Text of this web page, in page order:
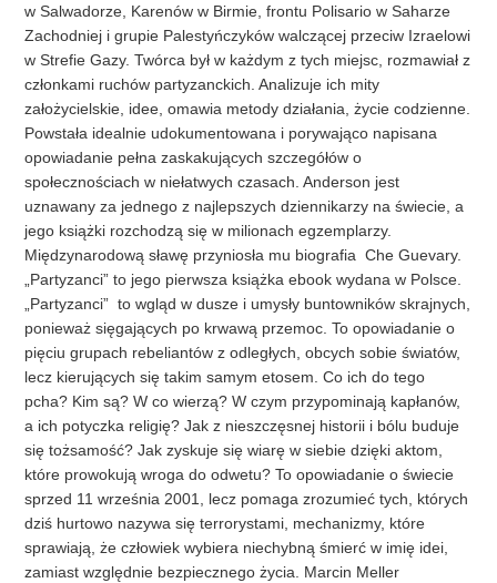
w Salwadorze, Karenów w Birmie, frontu Polisario w Saharze
Zachodniej i grupie Palestyńczyków walczącej przeciw Izraelowi
w Strefie Gazy. Twórca był w każdym z tych miejsc, rozmawiał z
członkami ruchów partyzanckich. Analizuje ich mity
założycielskie, idee, omawia metody działania, życie codzienne.
Powstała idealnie udokumentowana i porywająco napisana
opowiadanie pełna zaskakujących szczegółów o
społecznościach w niełatwych czasach. Anderson jest
uznawany za jednego z najlepszych dziennikarzy na świecie, a
jego książki rozchodzą się w milionach egzemplarzy.
Międzynarodową sławę przyniosła mu biografia Che Guevary.
„Partyzanci” to jego pierwsza książka ebook wydana w Polsce.
„Partyzanci” to wgląd w dusze i umysły buntowników skrajnych,
ponieważ sięgających po krwawą przemoc. To opowiadanie o
pięciu grupach rebeliantów z odległych, obcych sobie światów,
lecz kierujących się takim samym etosem. Co ich do tego
pcha? Kim są? W co wierzą? W czym przypominają kapłanów,
a ich potyczka religię? Jak z nieszczęsnej historii i bólu buduje
się tożsamość? Jak zyskuje się wiarę w siebie dzięki aktom,
które prowokują wroga do odwetu? To opowiadanie o świecie
sprzed 11 września 2001, lecz pomaga zrozumieć tych, których
dziś hurtowo nazywa się terrorystami, mechanizmy, które
sprawiają, że człowiek wybiera niechybną śmierć w imię idei,
zamiast względnie bezpiecznego życia. Marcin Meller